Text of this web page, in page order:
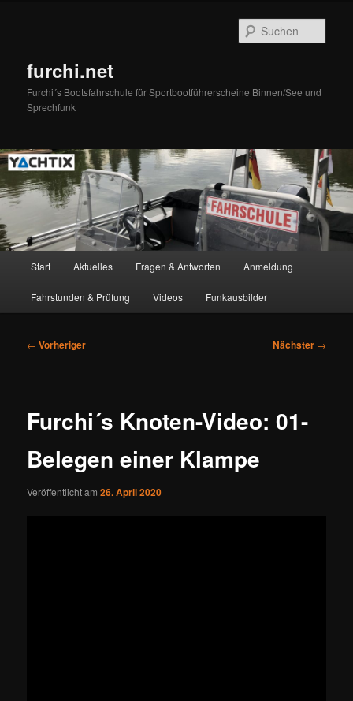
furchi.net
Furchi´s Bootsfahrschule für Sportbootführerscheine Binnen/See und
Sprechfunk
Start Aktuelles Fragen & Antworten Anmeldung
Fahrstunden & Prüfung Videos Funkausbilder
Beitragsnavigation
← Vorheriger Nächster →
Furchi´s Knoten-Video: 01-
Belegen einer Klampe
Veröffentlicht am26. April 2020